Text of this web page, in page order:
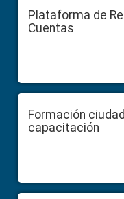
Plataforma de
Cuentas
Formación
capacitación